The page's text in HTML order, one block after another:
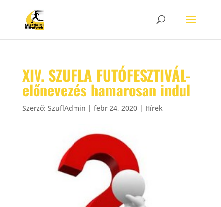
XIV. SZUFLA FUTÓFESZTIVÁL-
előnevezés hamarosan indul
Szerző: SzuflAdmin | febr 24, 2020| Hírek